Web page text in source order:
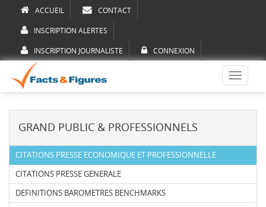
ACCUEIL CONTACT
INSCRIPTION ALERTES
INSCRIPTION JOURNALISTE CONNEXION
Toggle
GRAND PUBLIC & PROFESSIONNELS
CITATIONS PRESSE ECONOMIQUE ET PROFESSIONNELLE
CITATIONS PRESSE GENERALE
DEFINITIONS BAROMETRES BENCHMARKS